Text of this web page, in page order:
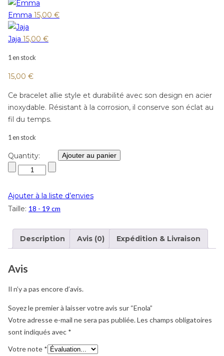
Emma 15,00 €
Jaja 15,00 €
1 en stock
15,00 €
Ce bracelet allie style et durabilité avec son design en acier
inoxydable. Résistant à la corrosion, il conserve son éclat au
fil du temps.
1 en stock
Quantity: Ajouter au panier
Ajouter à la liste d’envies
Taille: 18 - 19 cm
Description Avis (0) Expédition & Livraison
Avis
Il n’y a pas encore d’avis.
Soyez le premier à laisser votre avis sur “Enola”
Votre adresse e-mail ne sera pas publiée.Les champs obligatoires
sont indiqués avec *
Votre note *